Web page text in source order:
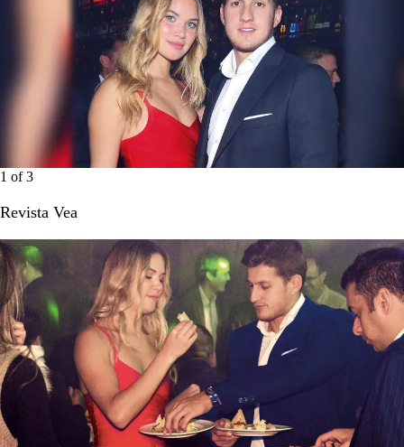
1 of3
Revista Vea